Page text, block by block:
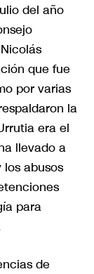
del año
que fue
por varias
la
era el
llevado a
abusos
para
de